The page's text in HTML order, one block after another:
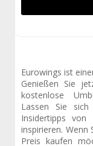
Eurowings ist
Genießen Sie
kostenlose
Lassen Sie sich
Insidertipps von
inspirieren. Wenn
Preis kaufen